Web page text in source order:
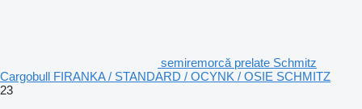
semiremorcă prelate Schmitz
Cargobull FIRANKA / STANDARD / OCYNK / OSIE SCHMITZ
23